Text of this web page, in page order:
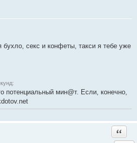
ceкc и конфеты, такси я тебе уже
мин@т. Если, конечно,